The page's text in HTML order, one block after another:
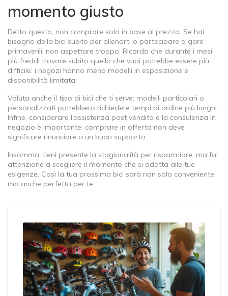
momento giusto
Detto questo, non comprare solo in base al prezzo. Se hai
bisogno della bici subito per allenarti o partecipare a gare
primaverili, non aspettare troppo. Ricorda che durante i mesi
più freddi trovare subito quello che vuoi potrebbe essere più
difficile: i negozi hanno meno modelli in esposizione e
disponibilità limitata.
Valuta anche il tipo di bici che ti serve: modelli particolari o
personalizzati potrebbero richiedere tempi di ordine più lunghi.
Infine, considerare l’assistenza post vendita e la consulenza in
negozio è importante: comprare in offerta non deve
significare rinunciare a un buon supporto.
Insomma, tieni presente la stagionalità per risparmiare, ma fai
attenzione a scegliere il momento che si adatta alle tue
esigenze. Così la tua prossima bici sarà non solo conveniente,
ma anche perfetta per te.